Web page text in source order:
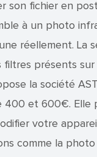
son fichier en
à un photo
réellement. La
filtres présents sur
la société
400 et 600€. Elle
votre
comme la photo